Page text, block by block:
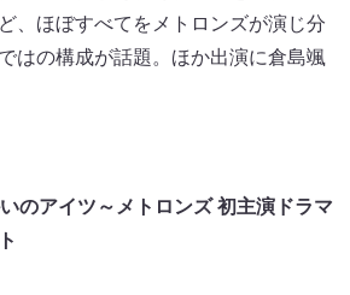
、ほぼすべてをメトロンズが演じ分
はの構成が話題。ほか出演に倉島颯
のアイツ～メトロンズ 初主演ドラマ